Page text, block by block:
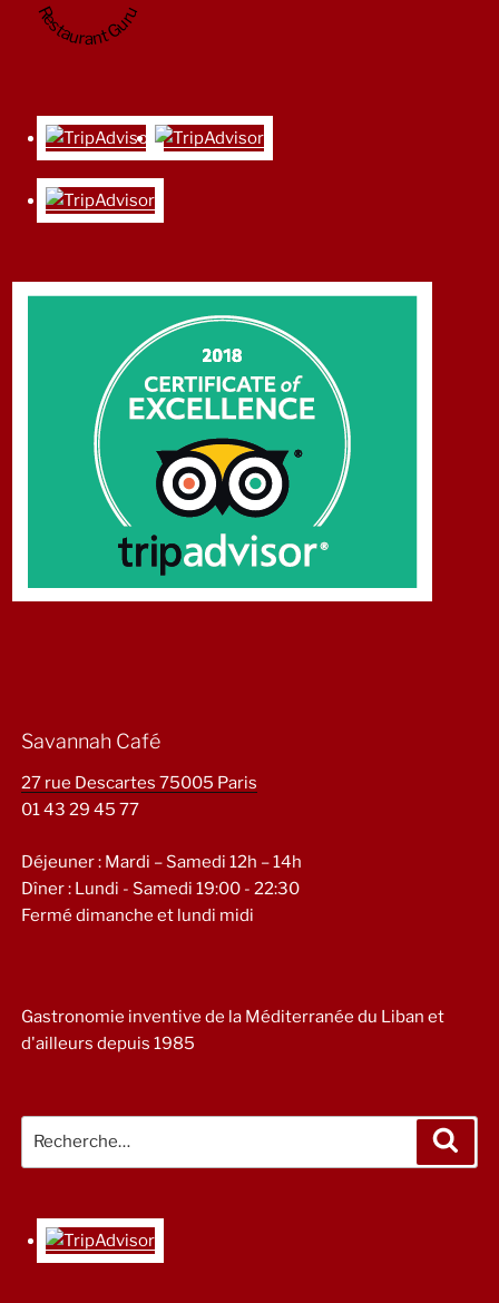
Restaurant Guru
Savannah Café
27 rue Descartes 75005 Paris
01 43 29 45 77
Déjeuner : Mardi – Samedi 12h – 14h
Dîner : Lundi - Samedi 19:00 - 22:30
Fermé dimanche et lundi midi
Gastronomie inventive de la Méditerranée du Liban et
d'ailleurs depuis 1985
pour